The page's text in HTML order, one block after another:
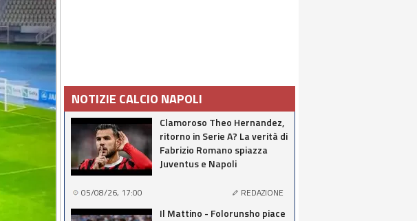
NOTIZIE CALCIO NAPOLI
Clamoroso Theo Hernandez,
ritorno in Serie A? La verità di
Fabrizio Romano spiazza
Juventus e Napoli
05/08/26, 17:00 REDAZIONE
Il Mattino - Folorunsho piace